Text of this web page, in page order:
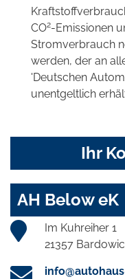
CO2-Emissionen
Stromverbrauch
werden, der an
'Deutschen
unentgeltlich
Ihr
AH Below eK
Im Kuhreiher 1
21357